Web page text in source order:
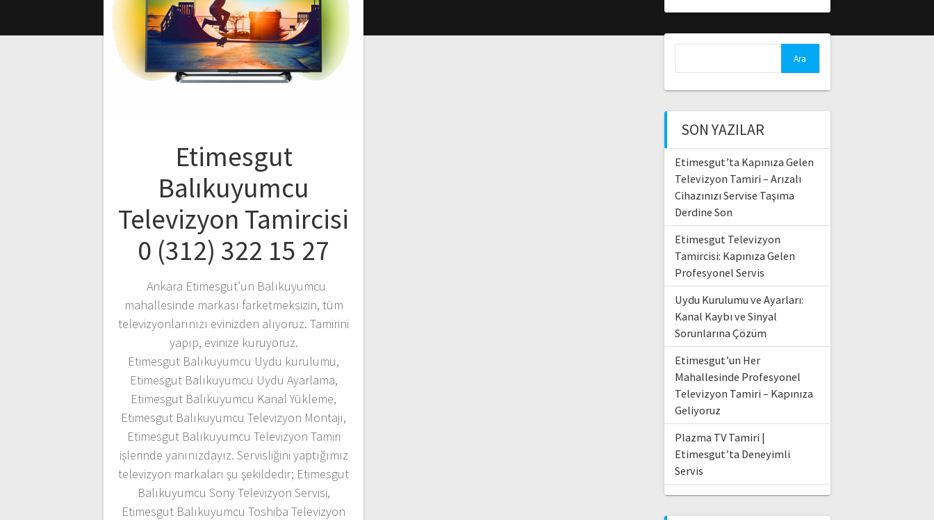
Etimesgut
Balıkuyumcu
Televizyon Tamircisi
0 (312) 322 15 27
Ankara Etimesgut’un Balıkuyumcu
mahallesinde markası farketmeksizin, tüm
televizyonlarınızı evinizden alıyoruz. Tamirini
yapıp, evinize kuruyoruz.
Etimesgut Balıkuyumcu Uydu kurulumu,
Etimesgut Balıkuyumcu Uydu Ayarlama,
Etimesgut Balıkuyumcu Kanal Yükleme,
Etimesgut Balıkuyumcu Televizyon Montajı,
Etimesgut Balıkuyumcu Televizyon Tamiri
işlerinde yanınızdayız. Servisliğini yaptığımız
televizyon markaları şu şekildedir; Etimesgut
Balıkuyumcu Sony Televizyon Servisi,
Etimesgut Balıkuyumcu Toshiba Televizyon
SON YAZILAR
Etimesgut’ta Kapınıza Gelen
Televizyon Tamiri – Arızalı
Cihazınızı Servise Taşıma
Derdine Son
Etimesgut Televizyon
Tamircisi: Kapınıza Gelen
Profesyonel Servis
Uydu Kurulumu ve Ayarları:
Kanal Kaybı ve Sinyal
Sorunlarına Çözüm
Etimesgut’un Her
Mahallesinde Profesyonel
Televizyon Tamiri – Kapınıza
Geliyoruz
Plazma TV Tamiri |
Etimesgut’ta Deneyimli
Servis